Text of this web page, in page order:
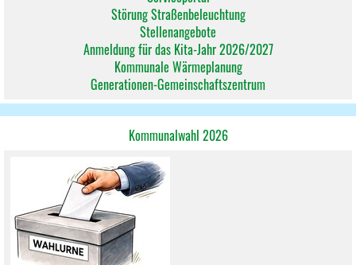
Störung Straßenbeleuchtung
Stellenangebote
Anmeldung für das Kita-Jahr 2026/2027
Kommunale Wärmeplanung
Generationen-Gemeinschaftszentrum
Kommunalwahl 2026